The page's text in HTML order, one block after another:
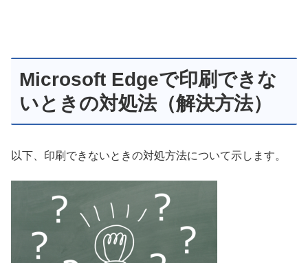
Microsoft Edgeで印刷できな
いときの対処法（解決方法）
以下、印刷できないときの対処方法について示します。